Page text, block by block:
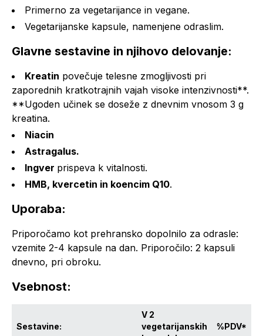
Primerno za vegetarijance in vegane.
Vegetarijanske kapsule, namenjene odraslim.
Glavne sestavine in njihovo delovanje:
Kreatin povečuje telesne zmogljivosti pri
zaporednih kratkotrajnih vajah visoke intenzivnosti**.
**Ugoden učinek se doseže z dnevnim vnosom 3 g
kreatina.
Niacin
Astragalus.
Ingver prispeva k vitalnosti.
HMB, kvercetin in koencim Q10.
Uporaba:
Priporočamo kot prehransko dopolnilo za odrasle:
vzemite 2-4 kapsule na dan. Priporočilo: 2 kapsuli
dnevno, pri obroku.
Vsebnost:
Sestavine:
V 2
vegetarijanskih
%PDV*